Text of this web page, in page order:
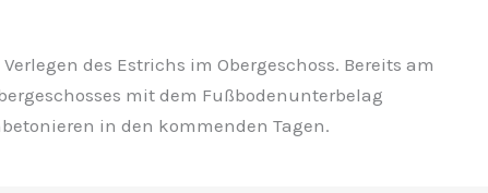
des Estrichs im Obergeschoss. Bereits am
mit dem Fußbodenunterbelag
in den kommenden Tagen.